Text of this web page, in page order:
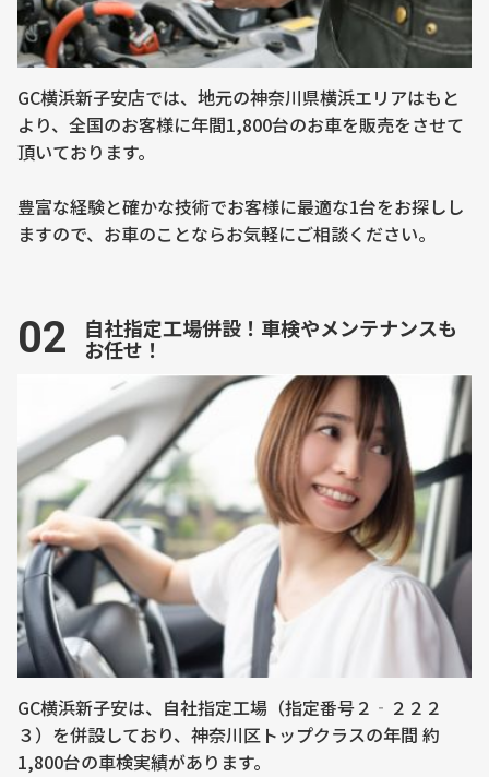
GC横浜新子安店では、地元の神奈川県横浜エリアはもと
より、全国のお客様に年間1,800台のお車を販売をさせて
頂いております。
豊富な経験と確かな技術でお客様に最適な1台をお探しし
ますので、お車のことならお気軽にご相談ください。
02 自社指定工場併設！車検やメンテナンスも
お任せ！
GC横浜新子安は、自社指定工場（指定番号２‐２２２
３）を併設しており、神奈川区トップクラスの年間 約
1,800台の車検実績があります。